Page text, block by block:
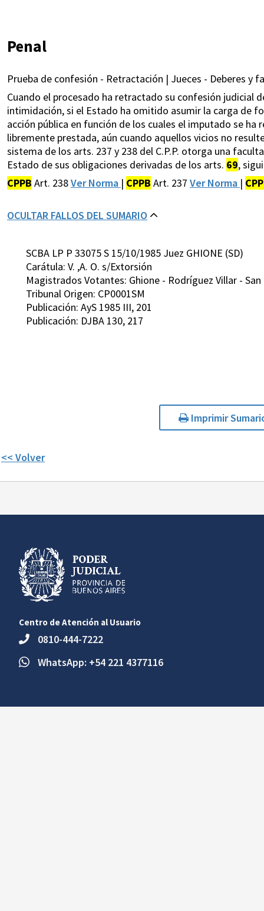
Penal
Prueba de confesión - Retractación | Jueces - Deberes y
Cuando el procesado ha retractado su confesión judicial
intimidación, si el Estado ha omitido asumir la carga de
acción pública en función de los cuales el imputado se
libremente prestada, aún cuando aquellos vicios no
sistema de los arts. 237 y 238 del C.P.P. otorga una
Estado de sus obligaciones derivadas de los arts. 69,
CPPB Art. 238Ver Norma | CPPB Art. 237 Ver Norma |
OCULTAR FALLOS DEL SUMARIO
SCBA LP P 33075 S 15/10/1985 Juez GHIONE (SD)
Carátula: V. ,A. O. s/Extorsión
Magistrados Votantes: Ghione - Rodríguez Villar -
Tribunal Origen: CP0001SM
Publicación: AyS 1985 III, 201
Publicación: DJBA 130, 217
Imprimir
<< Volver
Centro de Atención al Usuario
0810-444-7222
WhatsApp: +54 221 4377116